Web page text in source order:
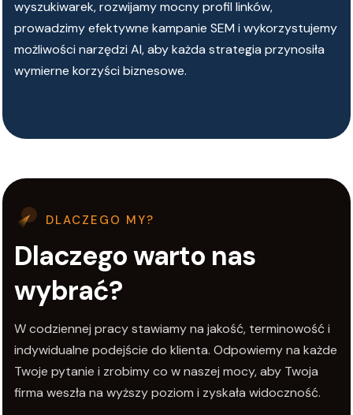
wyszukiwarek, rozwijamy mocny profil linków,
prowadzimy efektywne kampanie SEM i wykorzystujemy
możliwości narzędzi AI, aby każda strategia przynosiła
wymierne korzyści biznesowe.
DLACZEGO MY?
Dlaczego warto nas
wybrać?
W codziennej pracy stawiamy na jakość, terminowość i
indywidualne podejście do klienta. Odpowiemy na każde
Twoje pytanie i zrobimy co w naszej mocy, aby Twoja
firma weszła na wyższy poziom i zyskała widoczność.